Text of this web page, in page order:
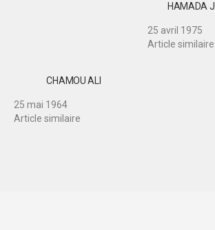
HAMADA
25 avril 1975
Article similaire
CHAMOU ALI
25 mai 1964
Article similaire